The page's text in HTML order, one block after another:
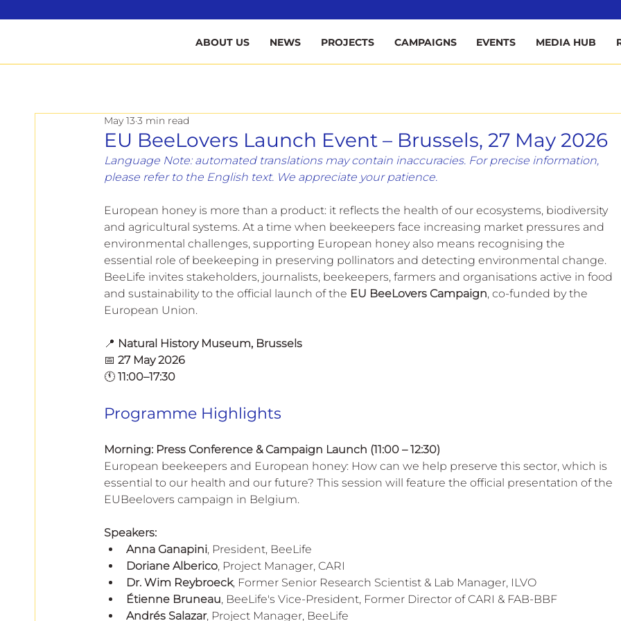
European
ABOUT US NEWS PROJECTS CAMPAIGNS EVENTS MEDIA HUB
EU BeeLovers Launch Event – Brussels, 27 May 2026
May 13 3 min read
Language Note: automated translations may contain inaccuracies. For precise information,
please refer to the English text. We appreciate your patience.
European honey is more than a product: it reflects the health of our ecosystems, biodiversity
and agricultural systems. At a time when beekeepers face increasing market pressures and
environmental challenges, supporting European honey also means recognising the
essential role of beekeeping in preserving pollinators and detecting environmental change.
BeeLife invites stakeholders, journalists, beekeepers, farmers and organisations active in food
and sustainability to the official launch of the EU BeeLovers Campaign, co-funded by the
European Union.
📍 Natural History Museum, Brussels
📅 27 May 2026
🕚 11:00–17:30
Programme Highlights
Morning: Press Conference & Campaign Launch (11:00 – 12:30)
European beekeepers and European honey: How can we help preserve this sector, which is
essential to our health and our future? This session will feature the official presentation of the
EUBeelovers campaign in Belgium.
Speakers:
Anna Ganapini, President, BeeLife
Doriane Alberico, Project Manager, CARI
Dr. Wim Reybroeck, Former Senior Research Scientist & Lab Manager, ILVO
Étienne Bruneau, BeeLife's Vice-President, Former Director of CARI & FAB-BBF
Andrés Salazar, Project Manager, BeeLife